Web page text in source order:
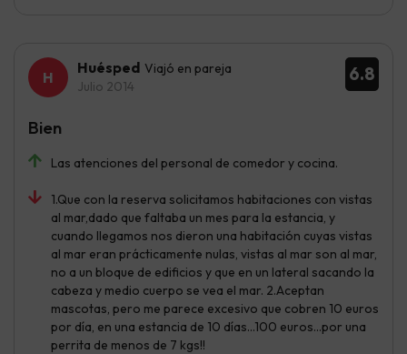
6.8
Huésped Viajó en pareja
Julio 2014
Las atenciones del personal de comedor y cocina.
1.Que con la reserva solicitamos habitaciones con vistas
al mar,dado que faltaba un mes para la estancia, y
cuando llegamos nos dieron una habitación cuyas vistas
al mar eran prácticamente nulas, vistas al mar son al mar,
no a un bloque de edificios y que en un lateral sacando la
cabeza y medio cuerpo se vea el mar. 2.Aceptan
mascotas, pero me parece excesivo que cobren 10 euros
por día, en una estancia de 10 días...100 euros...por una
perrita de menos de 7 kgs!!
Bien